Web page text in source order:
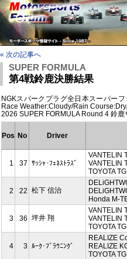
« 次の記事へ
SUPER FORMULA
第4戦鈴鹿決勝結果
NGKスパークプラグ全日本スーパー
Race Weather:Cloudy/Rain
2026 SUPER FORMULA Round 4 鈴
Pos No Driver
1 37 ｻｯｼｬ･ﾌｪﾈｽﾄﾗｽﾞ
VANTELIN
VANTELIN
TOYOTA
2 22 松下 信治
Honda M-
3 36 坪井 翔
VANTELIN
VANTELIN
TOYOTA
4 3 ﾙｰｸ･ﾌﾞﾗｳﾆﾝｸﾞ
REALIZE
REALIZE
TOYOTA